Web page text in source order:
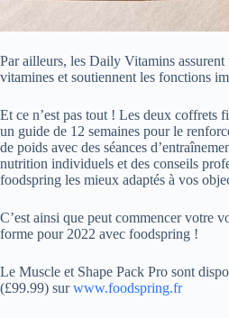
Par ailleurs, les Daily Vitamins
vitamines et soutiennent les fonctions
Et ce n’est pas tout ! Les deux coffrets
un guide de 12 semaines pour le
de poids avec des séances
nutrition individuels et des conseils
foodspring les mieux adaptés à vos
C’est ainsi que peut commencer votre
forme pour 2022 avec foodspring !
Le Muscle et Shape Pack Pro sont
(£99.99) surwww.foodspring.fr